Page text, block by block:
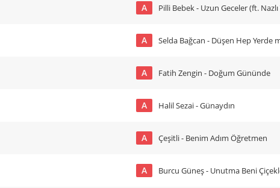
A Pilli Bebek - Uzun Geceler (ft.
A Selda Bağcan - Düşen Hep Yerde
A Fatih Zengin - Doğum Gününde
A Halil Sezai - Günaydın
A Çeşitli - Benim Adım Öğretmen
A Burcu Güneş - Unutma Beni